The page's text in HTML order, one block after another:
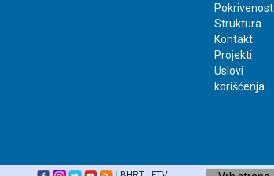
Pokrivenost
Struktura
Kontakt
Projekti
Uslovi
korišćenja